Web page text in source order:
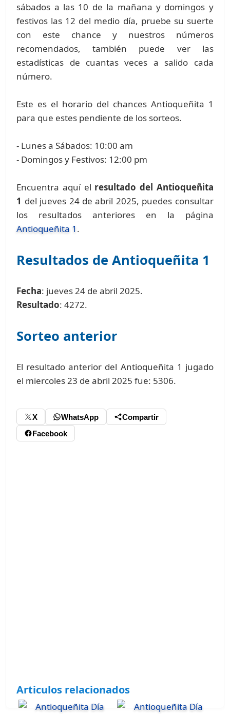
sábados a las 10 de la mañana y domingos y
festivos las 12 del medio día, pruebe su suerte
con este chance y nuestros números
recomendados, también puede ver las
estadísticas de cuantas veces a salido cada
número.
Este es el horario del chances Antioqueñita 1
para que estes pendiente de los sorteos.
- Lunes a Sábados: 10:00 am
- Domingos y Festivos: 12:00 pm
Encuentra aquí el resultado del Antioqueñita
1 del jueves 24 de abril 2025, puedes consultar
los resultados anteriores en la página
Antioqueñita 1.
Resultados de Antioqueñita 1
Fecha: jueves 24 de abril 2025.
Resultado: 4272.
Sorteo anterior
El resultado anterior del Antioqueñita 1 jugado
el miercoles 23 de abril 2025 fue: 5306.
X WhatsApp
Compartir
Facebook
Articulos relacionados